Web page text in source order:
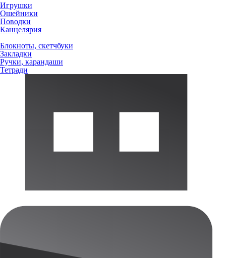
Игрушки
Ошейники
Поводки
Канцелярия
Блокноты, скетчбуки
Закладки
Ручки, карандаши
Тетради